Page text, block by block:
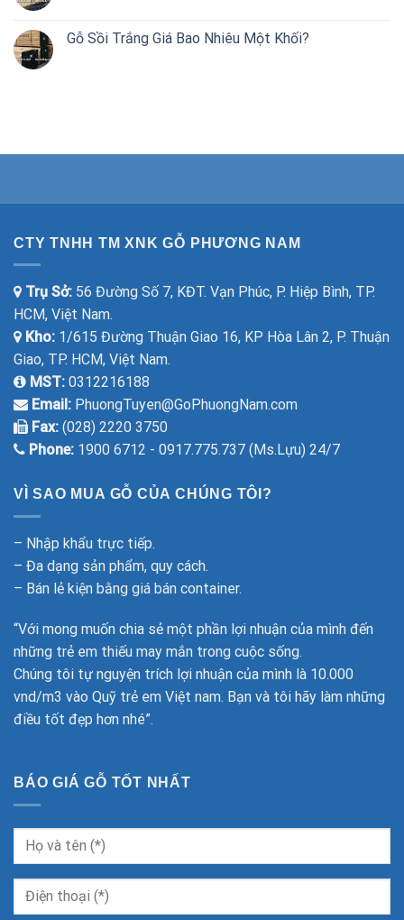
Gỗ Sồi Trắng Giá Bao Nhiêu Một Khối?
CTY TNHH TM XNK GỖ PHƯƠNG NAM
Trụ Sở: 56 Đường Số 7, KĐT. Vạn Phúc, P. Hiệp Bình, TP.
HCM, Việt Nam.
Kho: 1/615 Đường Thuận Giao 16, KP Hòa Lân 2, P. Thuận
Giao, TP. HCM, Việt Nam.
MST: 0312216188
Email: PhuongTuyen@GoPhuongNam.com
Fax: (028) 2220 3750
Phone: 1900 6712 - 0917.775.737 (Ms.Lựu) 24/7
VÌ SAO MUA GỖ CỦA CHÚNG TÔI?
– Nhập khẩu trực tiếp.
– Đa dạng sản phẩm, quy cách.
– Bán lẻ kiện bằng giá bán container.
“Với mong muốn chia sẻ một phần lợi nhuận của mình đến
những trẻ em thiếu may mắn trong cuộc sống.
Chúng tôi tự nguyện trích lợi nhuận của mình là 10.000
vnd/m3 vào Quỹ trẻ em Việt nam. Bạn và tôi hãy làm những
điều tốt đẹp hơn nhé”.
BÁO GIÁ GỖ TỐT NHẤT